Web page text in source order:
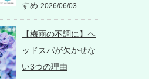
すめ 2026/06/03
【梅雨の不調に】ヘ
ッドスパが欠かせな
い3つの理由